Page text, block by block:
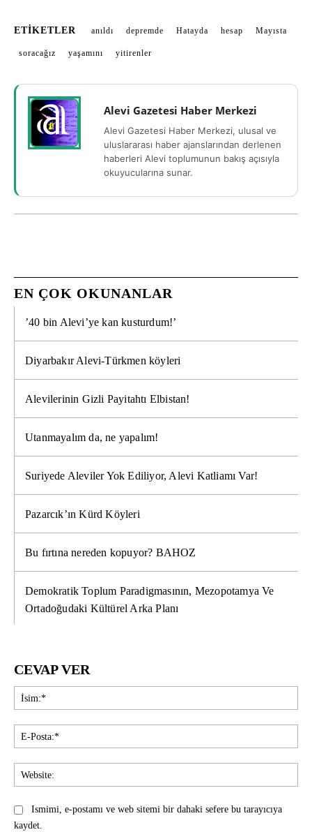
ETIKETLER anıldı depremde Hatayda hesap Mayısta
soracağız yaşamını yitirenler
Alevi Gazetesi Haber Merkezi
Alevi Gazetesi Haber Merkezi, ulusal ve
uluslararası haber ajanslarından derlenen
haberleri Alevi toplumunun bakış açısıyla
okuyucularına sunar.
EN ÇOK OKUNANLAR
’40 bin Alevi’ye kan kusturdum!’
Diyarbakır Alevi-Türkmen köyleri
Alevilerinin Gizli Payitahtı Elbistan!
Utanmayalım da, ne yapalım!
Suriyede Aleviler Yok Ediliyor, Alevi Katliamı Var!
Pazarcık’ın Kürd Köyleri
Bu fırtına nereden kopuyor? BAHOZ
Demokratik Toplum Paradigmasının, Mezopotamya Ve
Ortadoğudaki Kültürel Arka Planı
CEVAP VER
Ismimi, e-postamı ve web sitemi bir dahaki sefere bu tarayıcıya
kaydet.